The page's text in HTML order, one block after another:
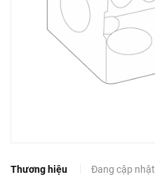
Thương hiệu
Đang cập nhật